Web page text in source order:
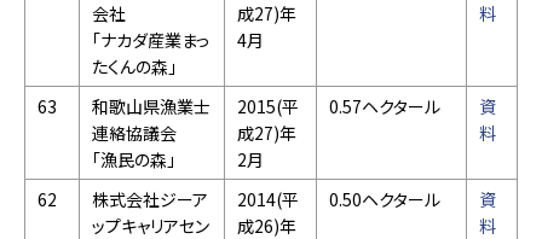
会社
「ナカダ産業まっ
たくんの森」
成27)年
4月
料
63
和歌山県漁業士
連絡協議会
「漁民の森」
2015(平
成27)年
2月
0.57ヘクタール
資
料
62
株式会社ジーア
ップキャリアセン
2014(平
成26)年
0.50ヘクタール
資
料